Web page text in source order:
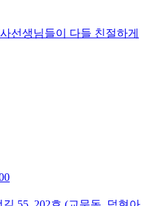
선생님들이 다들 친절하게